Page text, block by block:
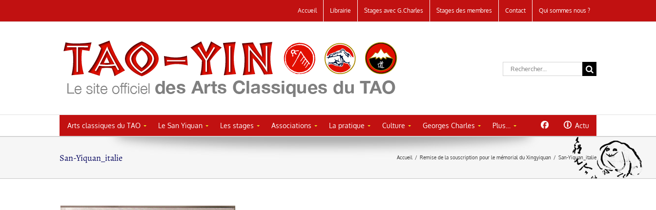
au
Accueil Librairie Stages avec G.Charles Stages des membres Contact Qui sommes nous ?
Rechercher:
Arts classiques du TAO Le San Yiquan Les stages Associations La pratique Culture Georges Charles Plus… Actu
San-Yiquan_italie Accueil / Remise de la souscription pour le mémorial du Xingyiquan / San-Yiquan_italie